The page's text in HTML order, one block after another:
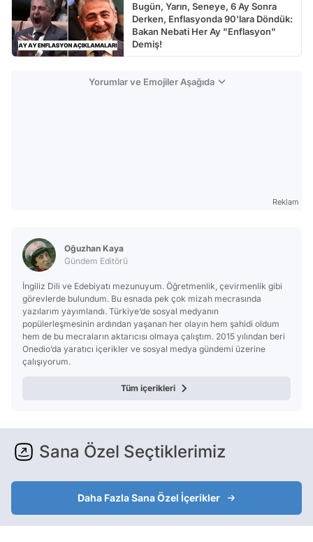
Bugün, Yarın, Seneye, 6 Ay Sonra
Derken, Enflasyonda 90'lara Döndük:
Bakan Nebati Her Ay "Enflasyon"
Demiş!
Yorumlar ve Emojiler Aşağıda
Reklam
Oğuzhan Kaya
Gündem Editörü
İngiliz Dili ve Edebiyatı mezunuyum. Öğretmenlik, çevirmenlik gibi
görevlerde bulundum. Bu esnada pek çok mizah mecrasında
yazılarım yayımlandı. Türkiye’de sosyal medyanın
popülerleşmesinin ardından yaşanan her olayın hem şahidi oldum
hem de bu mecraların aktarıcısı olmaya çalıştım. 2015 yılından beri
Onedio’da yaratıcı içerikler ve sosyal medya gündemi üzerine
çalışıyorum.
Tüm içerikleri
Sana Özel Seçtiklerimiz
Daha Fazla Sana Özel İçerikler